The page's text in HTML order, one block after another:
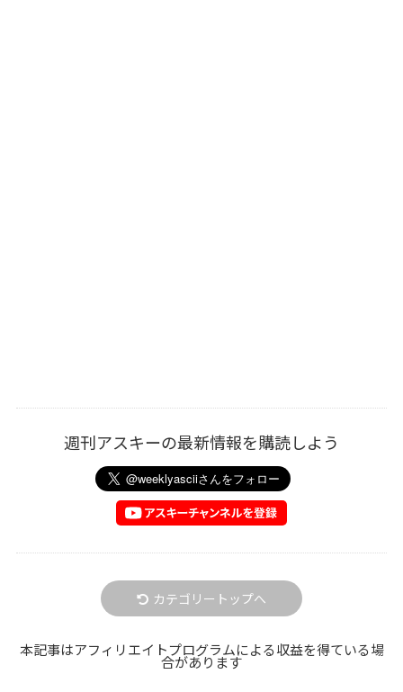
週刊アスキーの最新情報を購読しよう
カテゴリートップへ
本記事はアフィリエイトプログラムによる収益を得ている場
合があります